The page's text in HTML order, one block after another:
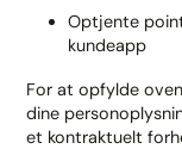
Optjente
kundeapp
For at opfylde
dine
et kontraktuelt